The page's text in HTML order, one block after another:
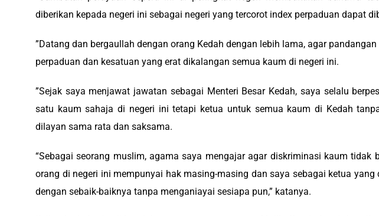
diberikan kepada negeri ini sebagai negeri yang tercorot index perpaduan dapat
‎”Datang dan bergaullah dengan orang Kedah dengan lebih lama, agar
perpaduan dan kesatuan yang erat dikalangan semua kaum di negeri ini.
‎”Sejak saya menjawat jawatan sebagai Menteri Besar Kedah, saya selalu
satu kaum sahaja di negeri ini tetapi ketua untuk semua kaum di Kedah
dilayan sama rata dan saksama.
“Sebagai seorang muslim, agama saya mengajar agar diskriminasi kaum tidak
orang di negeri ini mempunyai hak masing-masing dan saya sebagai ketua
dengan sebaik-baiknya tanpa menganiayai sesiapa pun,” katanya.